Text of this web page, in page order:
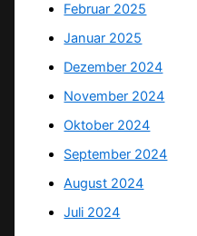
Februar 2025
Januar 2025
Dezember 2024
November 2024
Oktober 2024
September 2024
August 2024
Juli 2024